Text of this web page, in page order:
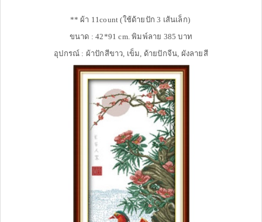
** ผ้า 11count (ใช้ด้ายปัก 3 เส้นเล็ก)
ขนาด : 42*91 cm. พิมพ์ลาย 385 บาท
อุปกรณ์ : ผ้าปักสีขาว, เข็ม, ด้ายปักจีน, ผังลายสี